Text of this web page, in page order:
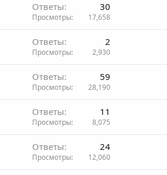
Ответы 30
Просмотры 17,658
Ответы 2
Просмотры 2,930
Ответы 59
Просмотры 28,190
Ответы 11
Просмотры 8,075
Ответы 24
Просмотры 12,060